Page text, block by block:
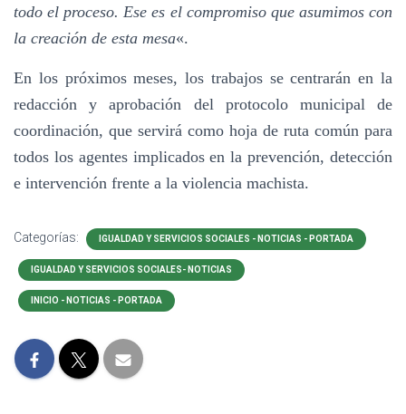
todo el proceso. Ese es el compromiso que asumimos con
la creación de esta mesa«.
En los próximos meses, los trabajos se centrarán en la
redacción y aprobación del protocolo municipal de
coordinación, que servirá como hoja de ruta común para
todos los agentes implicados en la prevención, detección
e intervención frente a la violencia machista.
Categorías: IGUALDAD Y SERVICIOS SOCIALES - NOTICIAS - PORTADA
IGUALDAD Y SERVICIOS SOCIALES- NOTICIAS
INICIO - NOTICIAS - PORTADA